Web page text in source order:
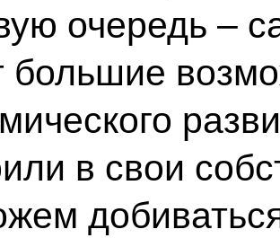
очередь –
большие
в свои